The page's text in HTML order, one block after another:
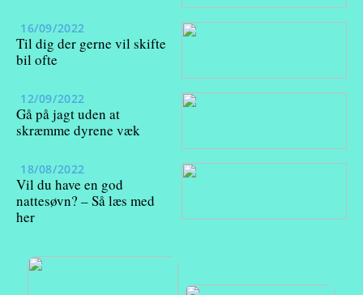
16/09/2022
Til dig der gerne vil skifte
bil ofte
12/09/2022
Gå på jagt uden at
skræmme dyrene væk
18/08/2022
Vil du have en god
nattesøvn? – Så læs med
her